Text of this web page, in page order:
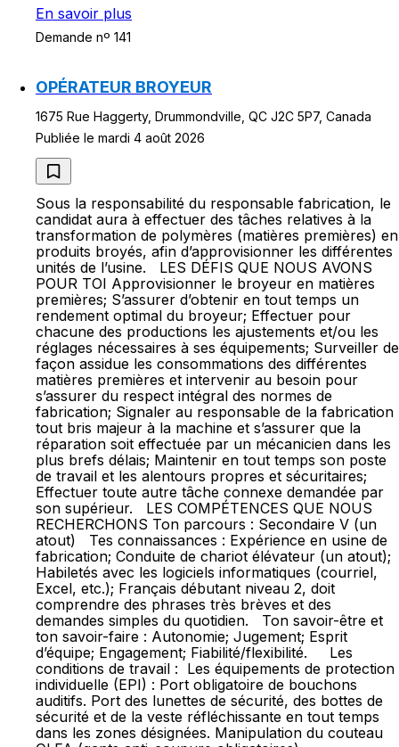
En savoir plus
Demande nº 141
OPÉRATEUR BROYEUR
1675 Rue Haggerty, Drummondville, QC J2C 5P7, Canada
Publiée le mardi 4 août 2026
Sous la responsabilité du responsable fabrication, le
candidat aura à effectuer des tâches relatives à la
transformation de polymères (matières premières) en
produits broyés, afin d’approvisionner les différentes
unités de l’usine. LES DÉFIS QUE NOUS AVONS
POUR TOI Approvisionner le broyeur en matières
premières; S’assurer d’obtenir en tout temps un
rendement optimal du broyeur; Effectuer pour
chacune des productions les ajustements et/ou les
réglages nécessaires à ses équipements; Surveiller de
façon assidue les consommations des différentes
matières premières et intervenir au besoin pour
s’assurer du respect intégral des normes de
fabrication; Signaler au responsable de la fabrication
tout bris majeur à la machine et s’assurer que la
réparation soit effectuée par un mécanicien dans les
plus brefs délais; Maintenir en tout temps son poste
de travail et les alentours propres et sécuritaires;
Effectuer toute autre tâche connexe demandée par
son supérieur. LES COMPÉTENCES QUE NOUS
RECHERCHONS Ton parcours : Secondaire V (un
atout) Tes connaissances : Expérience en usine de
fabrication; Conduite de chariot élévateur (un atout);
Habiletés avec les logiciels informatiques (courriel,
Excel, etc.); Français débutant niveau 2, doit
comprendre des phrases très brèves et des
demandes simples du quotidien. Ton savoir-être et
ton savoir-faire : Autonomie; Jugement; Esprit
d’équipe; Engagement; Fiabilité/flexibilité. Les
conditions de travail : Les équipements de protection
individuelle (EPI) : Port obligatoire de bouchons
auditifs. Port des lunettes de sécurité, des bottes de
sécurité et de la veste réfléchissante en tout temps
dans les zones désignées. Manipulation du couteau